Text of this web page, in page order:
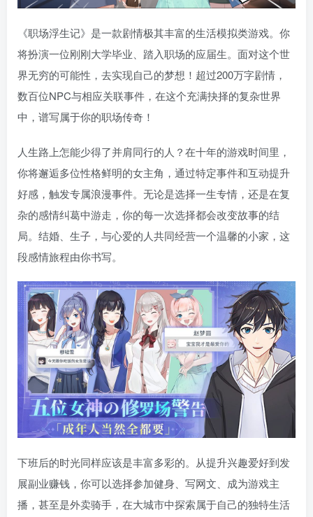
《职场浮生记》是一款剧情极其丰富的生活模拟类游戏。你
将扮演一位刚刚大学毕业、踏入职场的应届生。面对这个世
界无穷的可能性，去实现自己的梦想！超过200万字剧情，
数百位NPC与相应关联事件，在这个充满抉择的复杂世界
中，谱写属于你的职场传奇！
人生路上怎能少得了并肩同行的人？在十年的游戏时间里，
你将邂逅多位性格鲜明的女主角，通过特定事件和互动提升
好感，触发专属浪漫事件。无论是选择一生专情，还是在复
杂的感情纠葛中游走，你的每一次选择都会改变故事的结
局。结婚、生子，与心爱的人共同经营一个温馨的小家，这
段感情旅程由你书写。
下班后的时光同样应该是丰富多彩的。从提升兴趣爱好到发
展副业赚钱，你可以选择参加健身、写网文、成为游戏主
播，甚至是外卖骑手，在大城市中探索属于自己的独特生活